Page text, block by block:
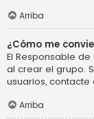
Arriba
¿Cómo me
El Responsable
al crear el grupo.
usuarios, contacte
Arriba